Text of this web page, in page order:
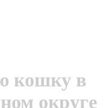
кошку в
округе